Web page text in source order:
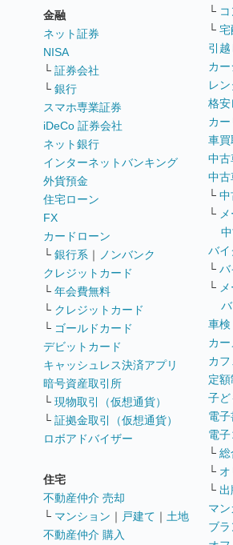
金融
ネット証券
NISA
└ 証券会社
└ 銀行
スマホ専業証券
iDeCo 証券会社
ネット銀行
インターネットバンキング
外貨預金
住宅ローン
FX
カードローン
└ 銀行系 ｜
ノンバンク
クレジットカード
└ 年会費無料
└ クレジットカード
└ ゴールドカード
デビットカード
キャッシュレス決済アプリ
暗号資産取引所
└ 現物取引（仮想通貨）
└ 証拠金取引（仮想通貨）
ロボアドバイザー
住宅
不動産仲介 売却
└ マンション ｜ 戸建て ｜ 土地
不動産仲介 購入
└
└ 宅
引
カ
レ
格安
カー
車買
中古
中古
└ 中
└
中
バイ
└ バ
└
バ
車検
カ
カフ
定
子ど
電
電
└ 総
└
└ 出
マ
ブ